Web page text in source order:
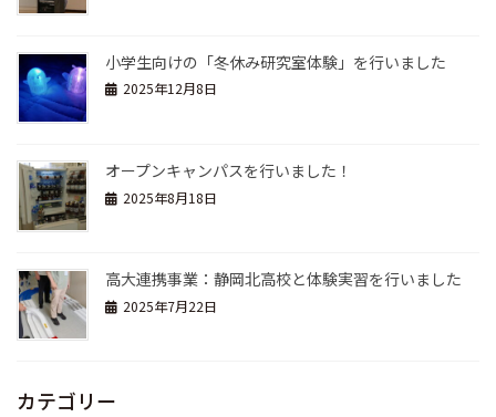
小学生向けの「冬休み研究室体験」を行いました
2025年12月8日
オープンキャンパスを行いました！
2025年8月18日
高大連携事業：静岡北高校と体験実習を行いました
2025年7月22日
カテゴリー